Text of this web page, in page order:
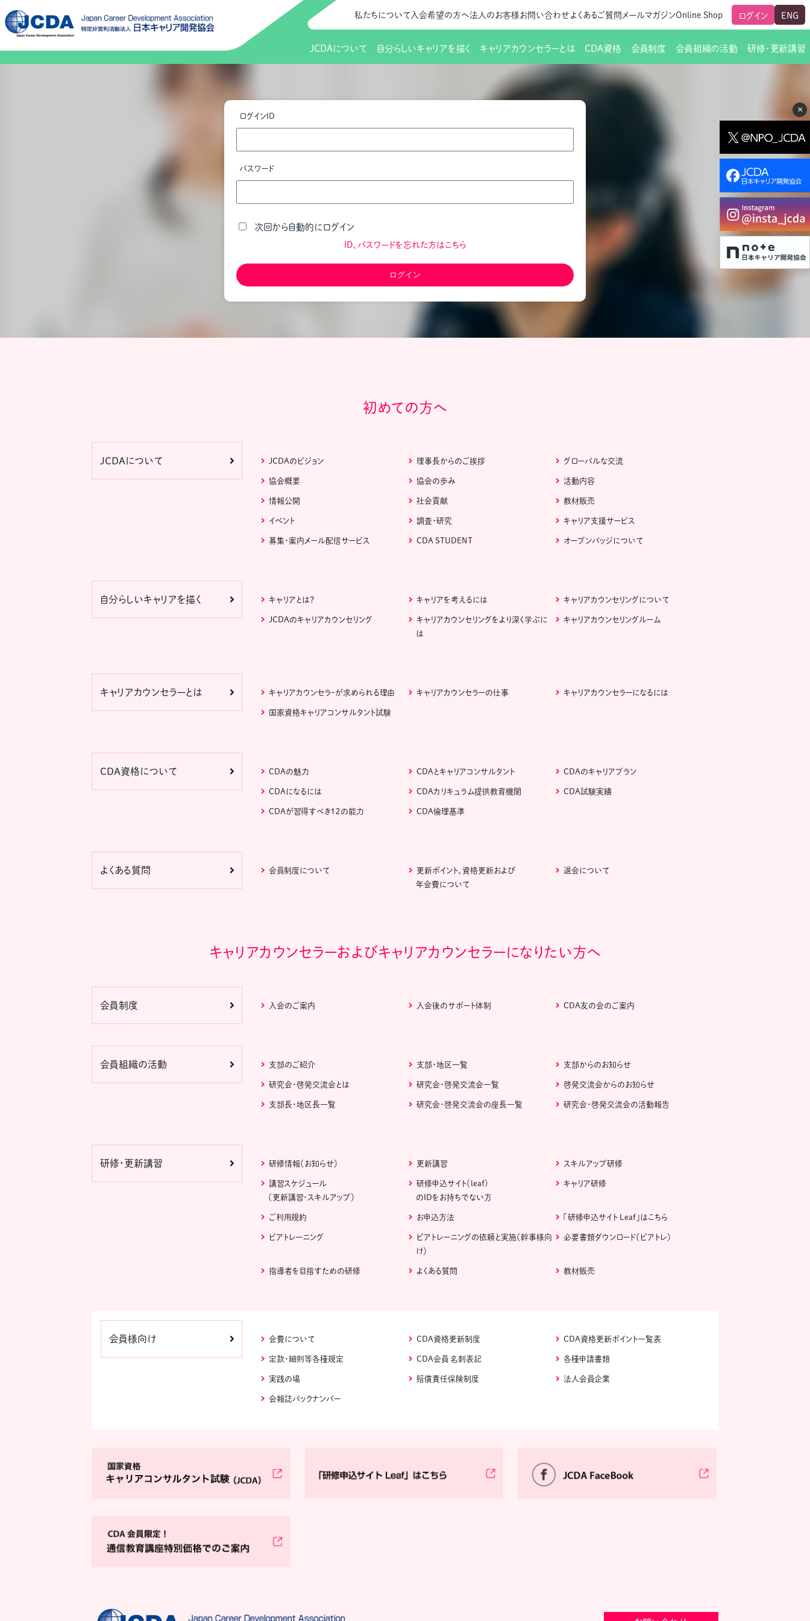
×
私たちについて 入会希望の方へ法人のお客様お問い合わせよくあるご質問 メールマガジンOnline Shop ログイン ENG
JCDAについて
理事長からのご挨拶
イベント 調査・研究 人生すごろく金の糸
キャリア支援サービス 募集・案内メール配信サービス
自分らしいキャリアを描く キャリアカウンセラーとは CDA資格 会員制度
会員向けサポート
会費について CDA資格更新制度
定款・細則等各種規定 CDA会員 名刺表記
会報誌バックナンバー
会員組織の活動
支部・地区一覧
支部長・地区長一覧 研究会・啓発交流会の座長一覧 研究会・啓発交流会の活動報告
研修・更新講習
更新講習
必要書類ダウンロード（ピアトレ）
指導者を目指すための研修
ログインID
パスワード
次回から自動的にログイン
ID、パスワードを忘れた方はこちら
初めての方へ
JCDAについて JCDAのビジョン 理事長からのご挨拶 グローバルな交流
協会概要 協会の歩み 活動内容
情報公開 社会貢献 教材販売
イベント 調査・研究 キャリア支援サービス
募集・案内メール配信サービス CDA STUDENT オープンバッジについて
自分らしいキャリアを描く キャリアとは？ キャリアを考えるには キャリアカウンセリングについて
JCDAのキャリアカウンセリング
キャリアカウンセリングをより深く学ぶに
は
キャリアカウンセリングルーム
キャリアカウンセラーとは キャリアカウンセラｰが求められる理由 キャリアカウンセラーの仕事 キャリアカウンセラーになるには
国家資格キャリアコンサルタント試験
CDA資格について CDAの魅力 CDAとキャリアコンサルタント CDAのキャリアプラン
CDAになるには CDAカリキュラム提供教育機関 CDA試験実績
CDAが習得すべき１２の能力 CDA倫理基準
よくある質問 会員制度について
更新ポイント、資格更新および
年会費について
退会について
キャリアカウンセラーおよびキャリアカウンセラーになりたい方へ
会員制度 入会のご案内 入会後のサポート体制 CDA友の会のご案内
会員組織の活動 支部のご紹介 支部・地区一覧 支部からのお知らせ
研究会・啓発交流会とは 研究会・啓発交流会一覧 啓発交流会からのお知らせ
支部長・地区長一覧 研究会・啓発交流会の座長一覧 研究会・啓発交流会の活動報告
研修・更新講習 研修情報（お知らせ） 更新講習 スキルアップ研修
講習スケジュール
（更新講習・スキルアップ）
研修申込サイト（leaf)
のIDをお持ちでない方
キャリア研修
ご利用規約 お申込方法 「研修申込サイト Leaf」はこちら
ピアトレーニング
ピアトレーニングの依頼と実施（幹事様向
け）
必要書類ダウンロード（ピアトレ）
指導者を目指すための研修 よくある質問 教材販売
会員様向け 会費について CDA資格更新制度 CDA資格更新ポイント一覧表
定款・細則等各種規定 CDA会員 名刺表記 各種申請書類
実践の場 賠償責任保険制度 法人会員企業
会報誌バックナンバー